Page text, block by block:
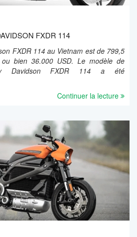
FXDR 114
FXDR 114 au Vietnam est de 799,5
bien 36.000 USD. Le modèle de
Davidson FXDR 114 a été
Continuer la lecture